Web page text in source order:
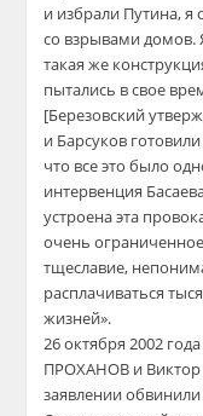
и избрали Путина, я
со взрывами домов.
такая же
пытались в свое
[Березовский
и Барсуков
что все это было
интервенция
устроена эта
очень
тщеславие,
расплачиваться
жизней».
26 октября 2002
ПРОХАНОВ и
заявлении